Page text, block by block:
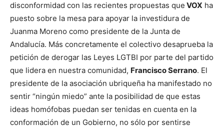
disconformidad con las recientes propuestas que VOX ha
puesto sobre la mesa para apoyar la investidura de
Juanma Moreno como presidente de la Junta de
Andalucía. Más concretamente el colectivo desaprueba la
petición de derogar las Leyes LGTBI por parte del partido
que lidera en nuestra comunidad, Francisco Serrano. El
presidente de la asociación ubriqueña ha manifestado no
sentir “ningún miedo” ante la posibilidad de que estas
ideas homófobas puedan ser tenidas en cuenta en la
conformación de un Gobierno, no sólo por sentirse